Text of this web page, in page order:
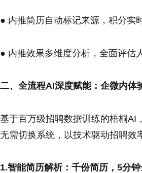
● 内推简历自动标记来源，积分实
● 内推效果多维度分析，全面评估
二、全流程AI深度赋能：企微内体
基于百万级招聘数据训练的梧桐AI
无需切换系统，以技术驱动招聘效
1.智能简历解析：千份简历，5分